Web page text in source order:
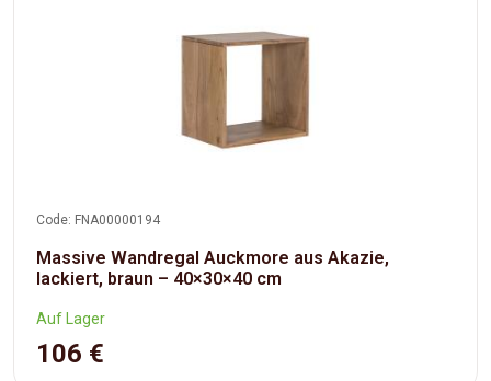
Code: FNA00000194
Massive Wandregal Auckmore aus Akazie,
lackiert, braun – 40×30×40 cm
Auf Lager
106 €